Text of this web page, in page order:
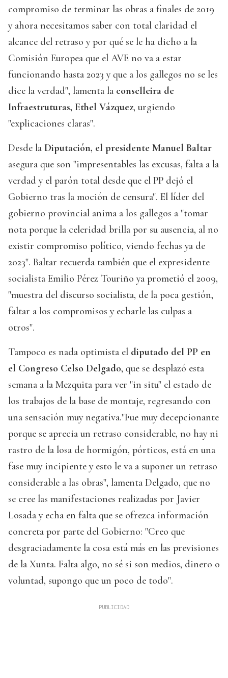
compromiso de terminar las obras a finales de 2019
y ahora necesitamos saber con total claridad el
alcance del retraso y por qué se le ha dicho a la
Comisión Europea que el AVE no va a estar
funcionando hasta 2023 y que a los gallegos no se les
dice la verdad", lamenta la conselleira de
Infraestruturas, Ethel Vázquez, urgiendo
"explicaciones claras".
Desde la Diputación, el presidente Manuel Baltar
asegura que son "impresentables las excusas, falta a la
verdad y el parón total desde que el PP dejó el
Gobierno tras la moción de censura". El líder del
gobierno provincial anima a los gallegos a "tomar
nota porque la celeridad brilla por su ausencia, al no
existir compromiso político, viendo fechas ya de
2023". Baltar recuerda también que el expresidente
socialista Emilio Pérez Touriño ya prometió el 2009,
"muestra del discurso socialista, de la poca gestión,
faltar a los compromisos y echarle las culpas a
otros".
Tampoco es nada optimista el diputado del PP en
el Congreso Celso Delgado, que se desplazó esta
semana a la Mezquita para ver "in situ" el estado de
los trabajos de la base de montaje, regresando con
una sensación muy negativa."Fue muy decepcionante
porque se aprecia un retraso considerable, no hay ni
rastro de la losa de hormigón, pórticos, está en una
fase muy incipiente y esto le va a suponer un retraso
considerable a las obras", lamenta Delgado, que no
se cree las manifestaciones realizadas por Javier
Losada y echa en falta que se ofrezca información
concreta por parte del Gobierno: "Creo que
desgraciadamente la cosa está más en las previsiones
de la Xunta. Falta algo, no sé si son medios, dinero o
voluntad, supongo que un poco de todo".